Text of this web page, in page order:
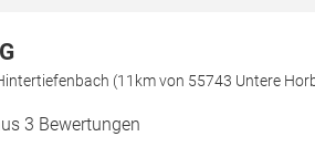
(11km von 55743 Untere
3 Bewertungen